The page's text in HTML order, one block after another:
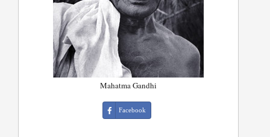
Mahatma Gandhi
Facebook